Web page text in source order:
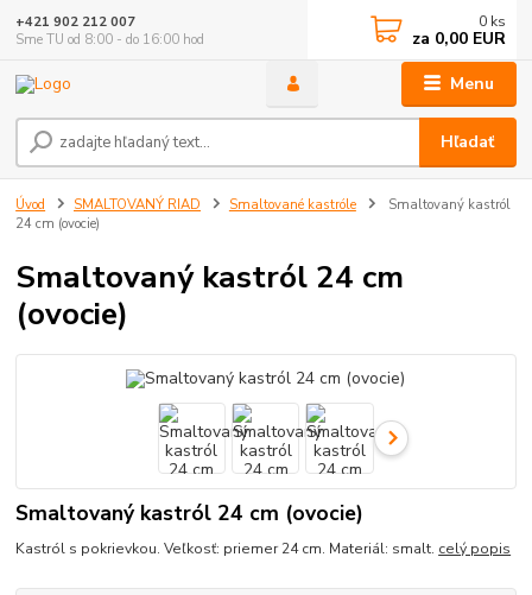
Menu
Hľadať
+421 902 212 007
Sme TU od 8:00 - do 16:00 hod
0 ks
za 0,00 EUR
Úvod SMALTOVANÝ RIAD Smaltované kastróle
Smaltovaný kastról
24 cm (ovocie)
Smaltovaný kastról 24 cm
(ovocie)
Smaltovaný kastról 24 cm (ovocie)
Kastról s pokrievkou. Veľkosť: priemer 24 cm. Materiál: smalt. celý popis